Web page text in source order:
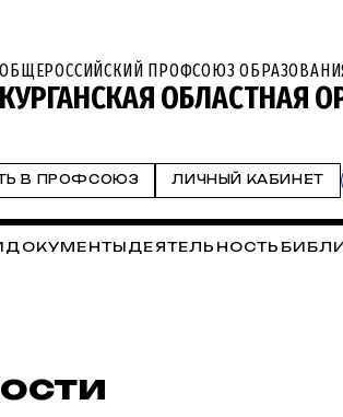
ОБЩЕРОССИЙСКИЙ ПРОФСОЮЗ
КУРГАНСКАЯ ОБЛАСТНАЯ
В ПРОФСОЮЗ ЛИЧНЫЙ КАБИНЕТ
ДОКУМЕНТЫ ДЕЯТЕЛЬНОСТЬ